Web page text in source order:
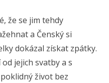
že se jim tehdy
a Čenský si
dokázal získat zpátky.
jejich svatby a s
život bez